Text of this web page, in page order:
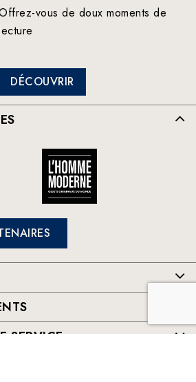
vous de doux moments de
DÉCOUVRIR
SERVICE